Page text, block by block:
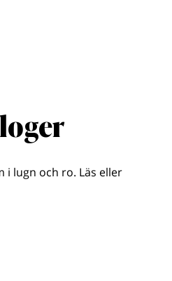
i lugn och ro. Läs eller